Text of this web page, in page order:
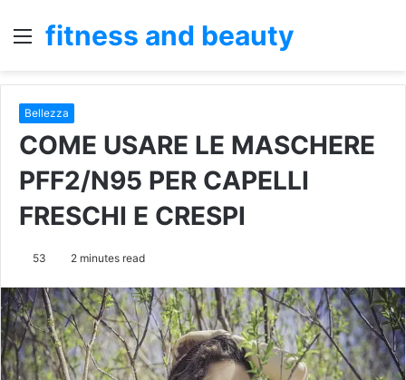
Menu
fitness and beauty
Bellezza
COME USARE LE MASCHERE
PFF2/N95 PER CAPELLI
FRESCHI E CRESPI
53 2 minutes read